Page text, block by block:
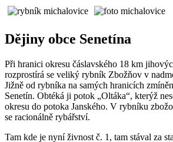
Dějiny obce Senetína
Při hranici okresu čáslavského 18 km
rozprostírá se veliký rybník Zbožňov v
Jižně od rybníka na samých hranicích
Senetín. Obtéká ji potok „Oltáka“, kterýž
okresu do potoka Janského. V rybníku
se racionálně rybářství.
Tam kde je nyní živnost č. 1, tam stával za